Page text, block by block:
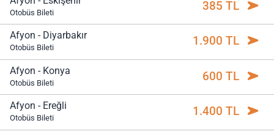
Otobüs Bileti 385 TL
Afyon - Diyarbakır
Otobüs Bileti 1.900 TL
Afyon - Konya
Otobüs Bileti 600 TL
Afyon - Ereğli
Otobüs Bileti 1.400 TL